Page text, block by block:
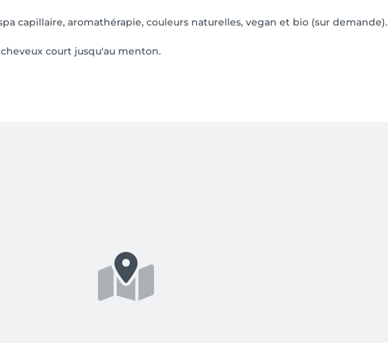
capillaire, aromathérapie, couleurs naturelles, vegan et bio (sur demande).
court jusqu'au menton.